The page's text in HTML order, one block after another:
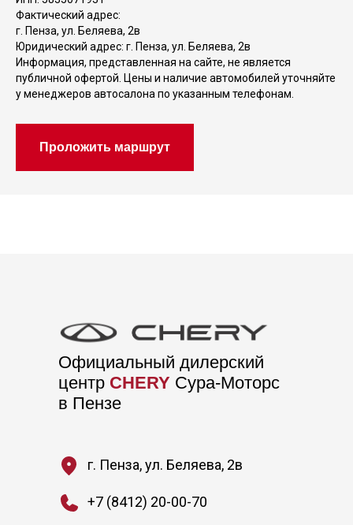
Фактический адрес:
г. Пенза, ул. Беляева, 2в
Юридический адрес: г. Пенза, ул. Беляева, 2в
Информация, представленная на сайте, не является
публичной офертой. Цены и наличие автомобилей уточняйте
у менеджеров автосалона по указанным телефонам.
Проложить маршрут
Официальный дилерский
центр CHERY Сура-Моторс
в Пензе
г. Пенза, ул. Беляева, 2в
+7 (8412) 20-00-70